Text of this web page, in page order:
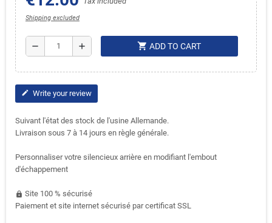
Shipping excluded
remove add shopping_cart ADD TO CART
edit Write your review
Suivant l'état des stock de l'usine Allemande.
Livraison sous 7 à 14 jours en règle générale.
Personnaliser votre silencieux arrière en modifiant l'embout
d'échappement
https Site 100 % sécurisé
Paiement et site internet sécurisé par certificat SSL